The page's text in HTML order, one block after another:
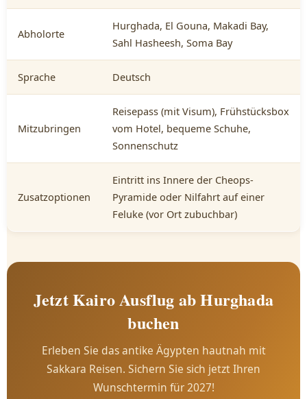
Abholorte
Hurghada, El Gouna, Makadi Bay,
Sahl Hasheesh, Soma Bay
Sprache Deutsch
Mitzubringen
Reisepass (mit Visum), Frühstücksbox
vom Hotel, bequeme Schuhe,
Sonnenschutz
Zusatzoptionen
Eintritt ins Innere der Cheops-
Pyramide oder Nilfahrt auf einer
Feluke (vor Ort zubuchbar)
Jetzt Kairo Ausflug ab Hurghada
buchen
Erleben Sie das antike Ägypten hautnah mit
Sakkara Reisen. Sichern Sie sich jetzt Ihren
Wunschtermin für 2027!